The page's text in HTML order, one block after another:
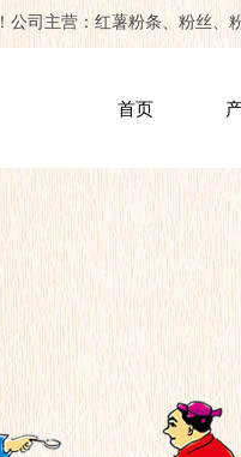
公司主营：红薯粉条、粉丝、
首页